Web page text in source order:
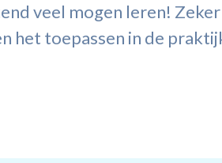
veel mogen leren!
het toepassen in de